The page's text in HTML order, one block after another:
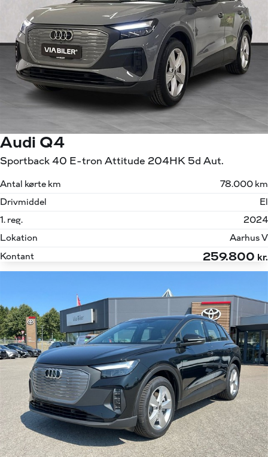
Audi Q4
Sportback 40 E-tron Attitude 204HK 5d Aut.
Antal kørte km
78.000 km
Drivmiddel
El
1. reg.
2024
Lokation
Aarhus V
Kontant
259.800 kr.